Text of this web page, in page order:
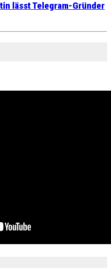
lässt Telegram-Gründer